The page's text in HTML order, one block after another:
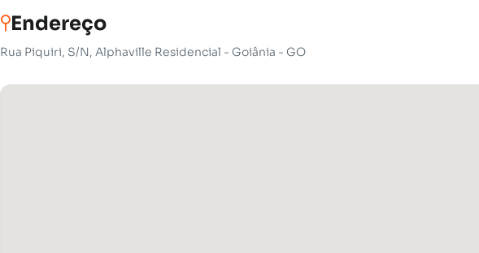
Endereço
Rua Piquiri, S/N, Alphaville Residencial - Goiânia - GO